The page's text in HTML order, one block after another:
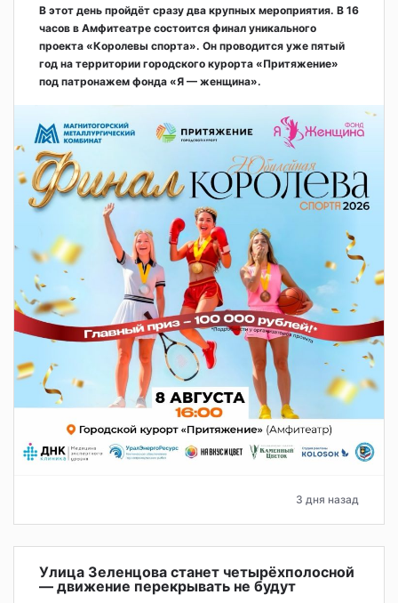
В этот день пройдёт сразу два крупных мероприятия. В 16
часов в Амфитеатре состоится финал уникального
проекта «Королевы спорта». Он проводится уже пятый
год на территории городского курорта «Притяжение»
под патронажем фонда «Я — женщина».
3 дня назад
Улица Зеленцова станет четырёхполосной
— движение перекрывать не будут